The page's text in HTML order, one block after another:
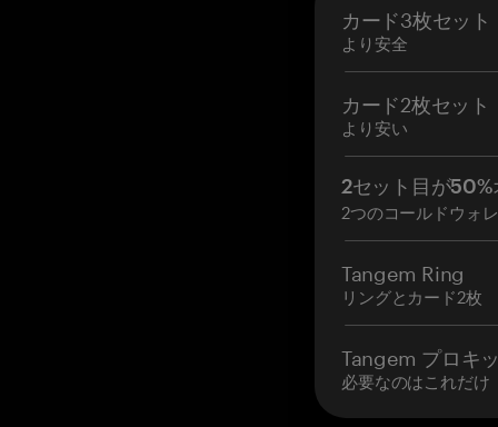
カード3枚セット
より安全
カード2枚セット
より安い
2セット目が50%
2つのコールドウォ
Tangem Ring
リングとカード2枚
Tangem プロキ
必要なのはこれだけ